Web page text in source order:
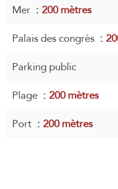
Mer
200 mètres
Palais des congrès
Parking public
Plage
200 mètres
Port
200 mètres